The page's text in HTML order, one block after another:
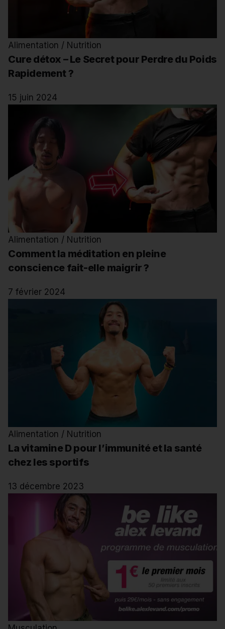
Alimentation / Nutrition
Cure détox – Le Secret pour Perdre du Poids
Rapidement ?
15 juin 2024
Alimentation / Nutrition
Comment la méditation en pleine
conscience fait-elle maigrir ?
7 février 2024
Alimentation / Nutrition
La vitamine D pour l’immunité et la santé
chez les sportifs
13 décembre 2023